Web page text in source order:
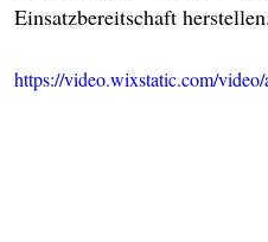
Einsatzbereitschaft herstellen.
https://video.wixstatic.com/